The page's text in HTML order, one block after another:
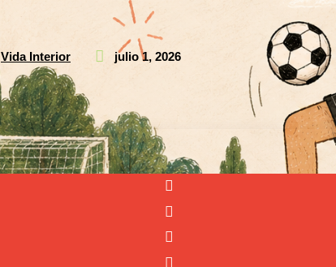
Vida Interior julio 1, 2026